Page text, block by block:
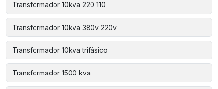
Transformador 10kva 220 110
Transformador 10kva 380v 220v
Transformador 10kva trifásico
Transformador 1500 kva